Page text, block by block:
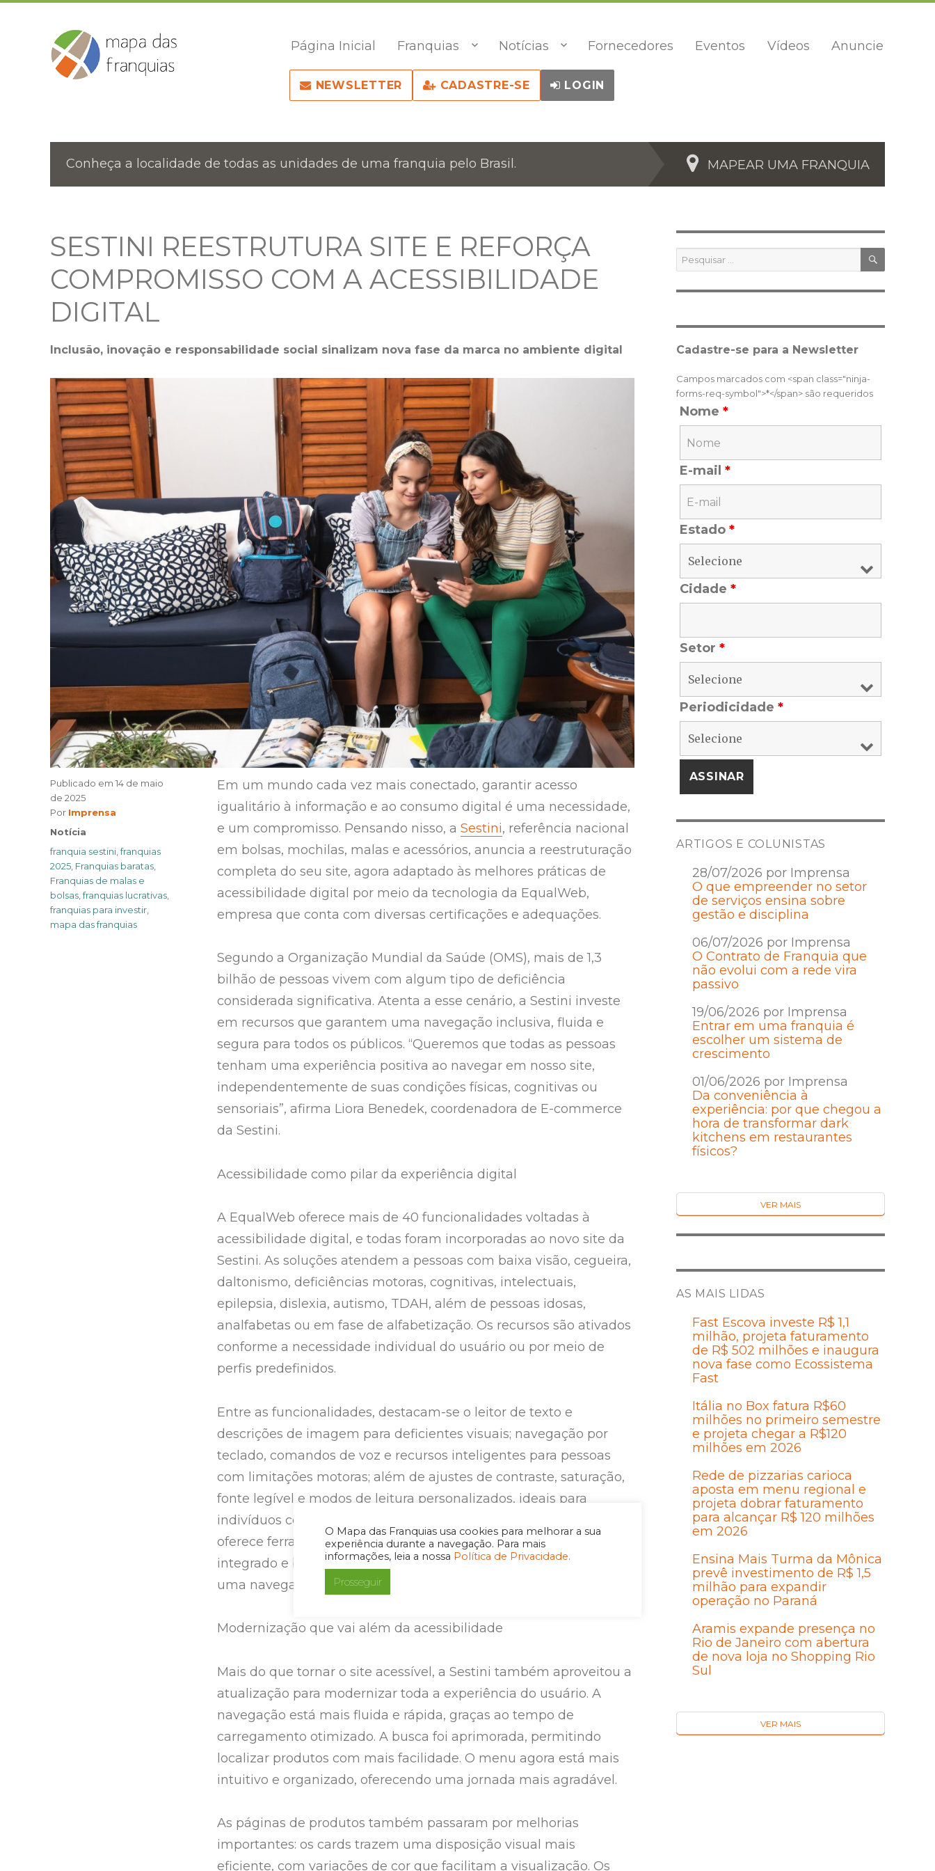
O Mapa das Franquias usa cookies para melhorar a sua
experiência durante a navegação. Para mais
informações, leia a nossa Política de Privacidade.
Prosseguir
Página Inicial Franquias Notícias Fornecedores Eventos Vídeos Anuncie
NEWSLETTER CADASTRE-SE LOGIN
Conheça a localidade de todas as unidades de uma franquia pelo Brasil. MAPEAR UMA FRANQUIA
SESTINI REESTRUTURA SITE E REFORÇA
COMPROMISSO COM A ACESSIBILIDADE
DIGITAL
Inclusão, inovação e responsabilidade social sinalizam nova fase da marca no ambiente digital
Em um mundo cada vez mais conectado, garantir acesso
igualitário à informação e ao consumo digital é uma necessidade,
e um compromisso. Pensando nisso, a Sestini, referência nacional
em bolsas, mochilas, malas e acessórios, anuncia a reestruturação
completa do seu site, agora adaptado às melhores práticas de
acessibilidade digital por meio da tecnologia da EqualWeb,
empresa que conta com diversas certificações e adequações.
Segundo a Organização Mundial da Saúde (OMS), mais de 1,3
bilhão de pessoas vivem com algum tipo de deficiência
considerada significativa. Atenta a esse cenário, a Sestini investe
em recursos que garantem uma navegação inclusiva, fluida e
segura para todos os públicos. “Queremos que todas as pessoas
tenham uma experiência positiva ao navegar em nosso site,
independentemente de suas condições físicas, cognitivas ou
sensoriais”, afirma Liora Benedek, coordenadora de E-commerce
da Sestini.
Acessibilidade como pilar da experiência digital
A EqualWeb oferece mais de 40 funcionalidades voltadas à
acessibilidade digital, e todas foram incorporadas ao novo site da
Sestini. As soluções atendem a pessoas com baixa visão, cegueira,
daltonismo, deficiências motoras, cognitivas, intelectuais,
epilepsia, dislexia, autismo, TDAH, além de pessoas idosas,
analfabetas ou em fase de alfabetização. Os recursos são ativados
conforme a necessidade individual do usuário ou por meio de
perfis predefinidos.
Entre as funcionalidades, destacam-se o leitor de texto e
descrições de imagem para deficientes visuais; navegação por
teclado, comandos de voz e recursos inteligentes para pessoas
com limitações motoras; além de ajustes de contraste, saturação,
fonte legível e modos de leitura personalizados, ideais para
indivíduos com dislexia ou distúrbios de atenção. O site também
oferece ferramentas como lupa, guia de leitura, dicionário
integrado e bloqueio de intermitência de brilho, contribuindo para
uma navegação mais segura e confortável.
Modernização que vai além da acessibilidade
Mais do que tornar o site acessível, a Sestini também aproveitou a
atualização para modernizar toda a experiência do usuário. A
navegação está mais fluida e rápida, graças ao tempo de
carregamento otimizado. A busca foi aprimorada, permitindo
localizar produtos com mais facilidade. O menu agora está mais
intuitivo e organizado, oferecendo uma jornada mais agradável.
As páginas de produtos também passaram por melhorias
importantes: os cards trazem uma disposição visual mais
eficiente, com variações de cor que facilitam a visualização. Os
Publicado em 14 de maio
de 2025
Por Author
Imprensa
Categories
Notícia
Tags
franquia sestini ,franquias
2025 Franquias baratas
Franquias de malas e
bolsas ,franquias lucrativas
franquias para investir
mapa das franquias
Pesquisar
por:
Cadastre-se para a Newsletter
Campos marcados com <span class="ninja-
forms-req-symbol">*</span> são requeridos
Nome *
E-mail *
Estado *
Cidade *
Setor *
Periodicidade *
ARTIGOS E COLUNISTAS
28/07/2026 por Imprensa
O que empreender no setor
de serviços ensina sobre
gestão e disciplina
06/07/2026 por Imprensa
O Contrato de Franquia que
não evolui com a rede vira
passivo
19/06/2026 por Imprensa
Entrar em uma franquia é
escolher um sistema de
crescimento
01/06/2026 por Imprensa
Da conveniência à
experiência: por que chegou a
hora de transformar dark
kitchens em restaurantes
físicos?
VER MAIS
AS MAIS LIDAS
Fast Escova investe R$ 1,1
milhão, projeta faturamento
de R$ 502 milhões e inaugura
nova fase como Ecossistema
Fast
Itália no Box fatura R$60
milhões no primeiro semestre
e projeta chegar a R$120
milhões em 2026
Rede de pizzarias carioca
aposta em menu regional e
projeta dobrar faturamento
para alcançar R$ 120 milhões
em 2026
Ensina Mais Turma da Mônica
prevê investimento de R$ 1,5
milhão para expandir
operação no Paraná
Aramis expande presença no
Rio de Janeiro com abertura
de nova loja no Shopping Rio
Sul
VER MAIS